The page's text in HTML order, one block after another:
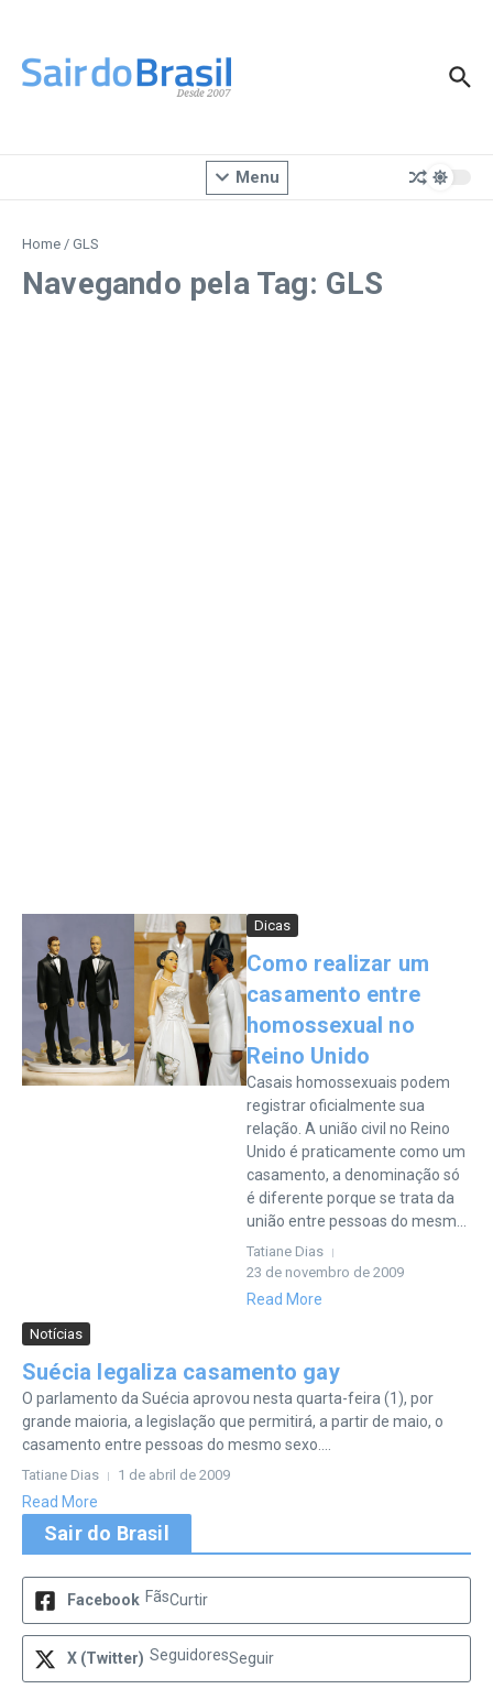
Menu
Home / GLS
Navegando pela Tag: GLS
Dicas
Como realizar um
casamento entre
homossexual no
Reino Unido
Casais homossexuais podem
registrar oficialmente sua
relação. A união civil no Reino
Unido é praticamente como um
casamento, a denominação só
é diferente porque se trata da
união entre pessoas do mesm...
Tatiane Dias
23 de novembro de 2009
Read More
Notícias
Suécia legaliza casamento gay
O parlamento da Suécia aprovou nesta quarta-feira (1), por
grande maioria, a legislação que permitirá, a partir de maio, o
casamento entre pessoas do mesmo sexo....
Tatiane Dias 1 de abril de 2009
Read More
Sair do Brasil
Facebook FãsCurtir
X (Twitter) SeguidoresSeguir